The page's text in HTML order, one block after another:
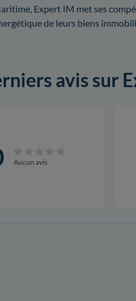
Expert IM met ses
de leurs biens
avis sur
Aucun avis